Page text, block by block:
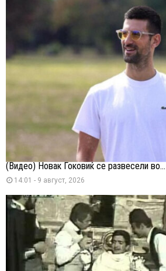
(Видео) Новак Ѓоковиќ се развесели во...
14:01 - 9 август, 2026